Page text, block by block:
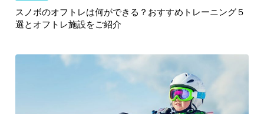
スノボのオフトレは何ができる？おすすめトレーニング５
選とオフトレ施設をご紹介